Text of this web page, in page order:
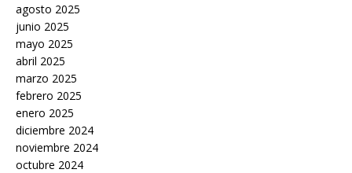
agosto 2025
junio 2025
mayo 2025
abril 2025
marzo 2025
febrero 2025
enero 2025
diciembre 2024
noviembre 2024
octubre 2024